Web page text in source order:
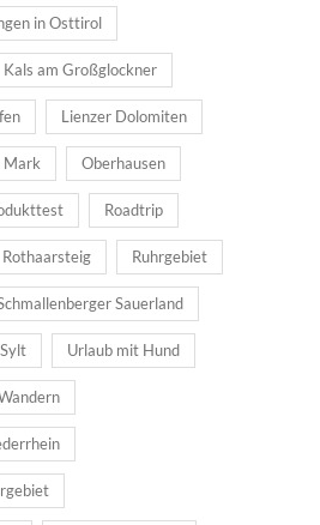
in Osttirol
Kals am Großglockner
Lienzer Dolomiten
Mark Oberhausen
Roadtrip
Rothaarsteig Ruhrgebiet
Sauerland
Sylt Urlaub mit Hund